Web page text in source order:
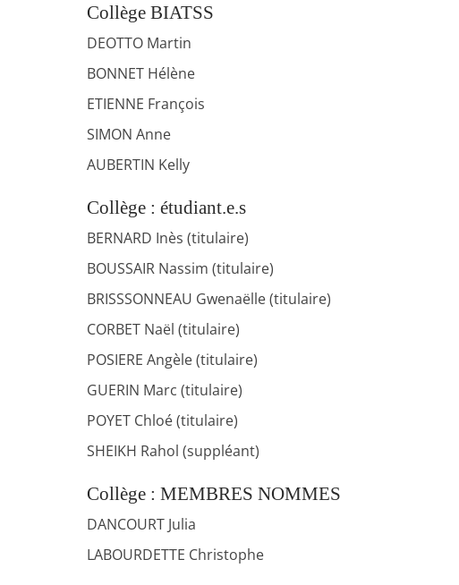
Collège BIATSS
DEOTTO Martin
BONNET Hélène
ETIENNE François
SIMON Anne
AUBERTIN Kelly
Collège : étudiant.e.s
BERNARD Inès (titulaire)
BOUSSAIR Nassim (titulaire)
BRISSSONNEAU Gwenaëlle (titulaire)
CORBET Naël (titulaire)
POSIERE Angèle (titulaire)
GUERIN Marc (titulaire)
POYET Chloé (titulaire)
SHEIKH Rahol (suppléant)
Collège : MEMBRES NOMMES
DANCOURT Julia
LABOURDETTE Christophe